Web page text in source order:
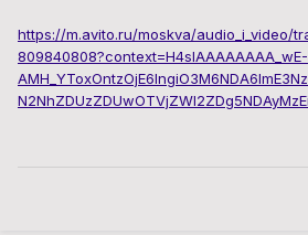
https://m.avito.ru/moskva/audio_i_video/
809840808?context=H4sIAAAAAAAA_wE-